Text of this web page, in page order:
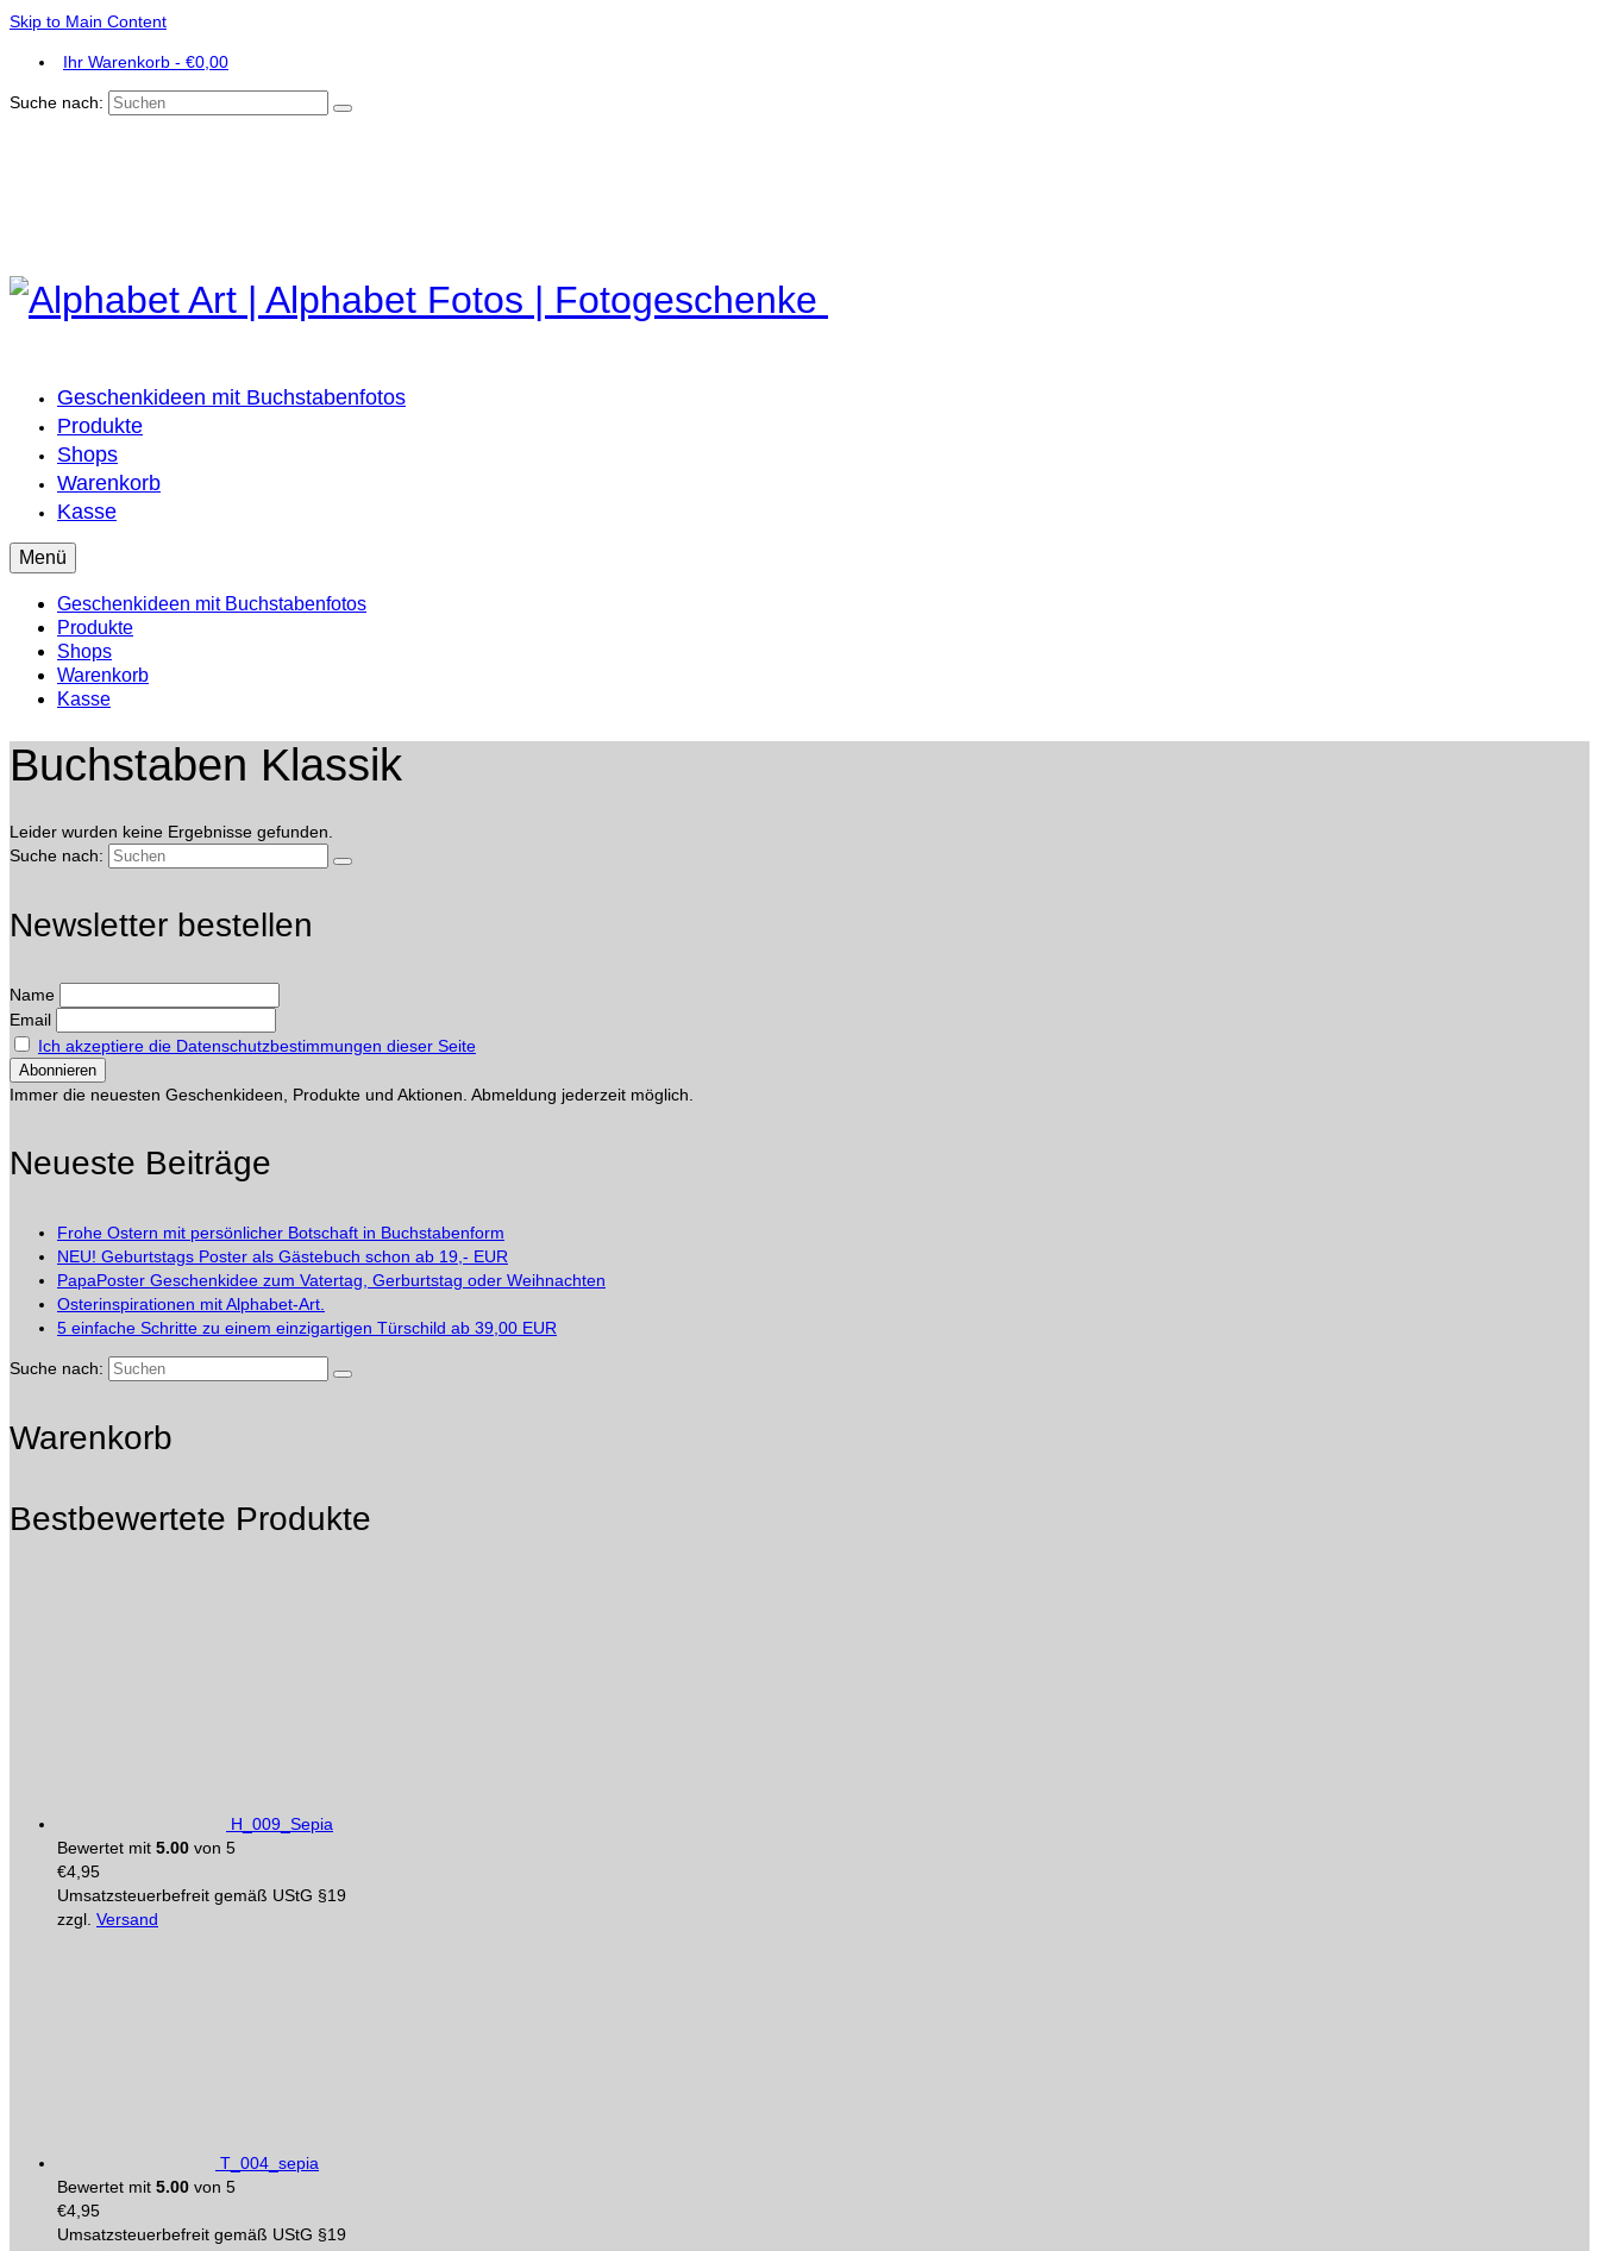
Skip to Main Content
Ihr Warenkorb - €0,00
Suche nach:
Geschenkideen mit Buchstabenfotos
Produkte
Shops
Warenkorb
Kasse
Menü
Geschenkideen mit Buchstabenfotos
Produkte
Shops
Warenkorb
Kasse
Buchstaben Klassik
Leider wurden keine Ergebnisse gefunden.
Suche nach:
Newsletter bestellen
Name
Email
Ich akzeptiere die Datenschutzbestimmungen dieser Seite
Immer die neuesten Geschenkideen, Produkte und Aktionen. Abmeldung jederzeit möglich.
Neueste Beiträge
Frohe Ostern mit persönlicher Botschaft in Buchstabenform
NEU! Geburtstags Poster als Gästebuch schon ab 19,- EUR
PapaPoster Geschenkidee zum Vatertag, Gerburtstag oder Weihnachten
Osterinspirationen mit Alphabet-Art.
5 einfache Schritte zu einem einzigartigen Türschild ab 39,00 EUR
Suche nach:
Warenkorb
Bestbewertete Produkte
H_009_Sepia
Bewertet mit 5.00 von 5
€4,95
Umsatzsteuerbefreit gemäß UStG §19
zzgl. Versand
T_004_sepia
Bewertet mit 5.00 von 5
€4,95
Umsatzsteuerbefreit gemäß UStG §19